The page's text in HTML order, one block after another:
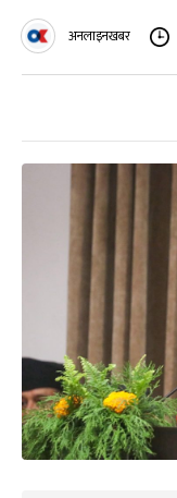
अनलाइनखबर